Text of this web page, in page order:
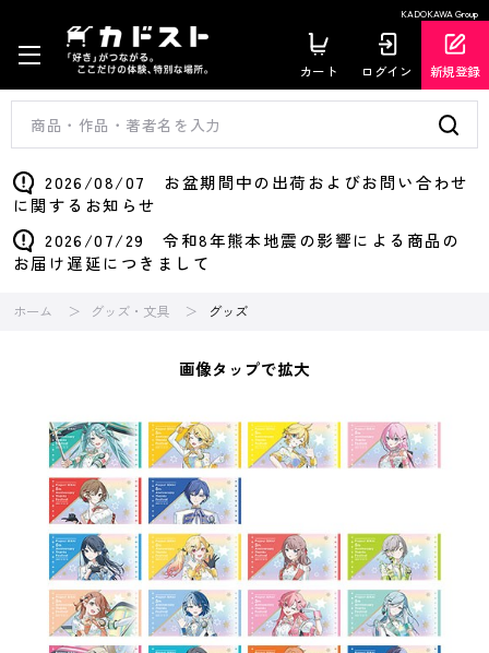
KADOKAWA Group
カート ログイン 新規登録
2026/08/07 お盆期間中の出荷およびお問い合わせ
に関するお知らせ
2026/07/29 令和8年熊本地震の影響による商品の
お届け遅延につきまして
ホーム グッズ・文具 グッズ
画像タップで拡大